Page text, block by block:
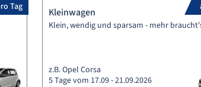
Tag Kleinwagen
Klein, wendig und sparsam - mehr
z.B. Opel Corsa
5 Tage vom 17.09 - 21.09.2026